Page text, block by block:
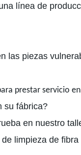
línea de
las piezas
prestar servicio
su fábrica?
en nuestro
limpieza de